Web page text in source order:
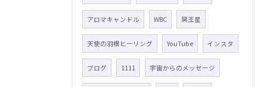
アロマキャンドル WBC 冥王星
天使の羽根ヒーリング YouTube インスタ
ブログ 1111 宇宙からのメッセージ